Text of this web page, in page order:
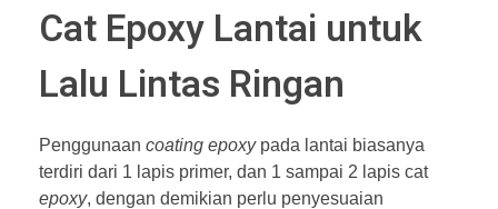
Cat Epoxy Lantai untuk
Lalu Lintas Ringan
Penggunaan coating epoxypada lantai biasanya
terdiri dari 1 lapis primer, dan 1 sampai 2 lapis cat
epoxy, dengan demikian perlu penyesuaian